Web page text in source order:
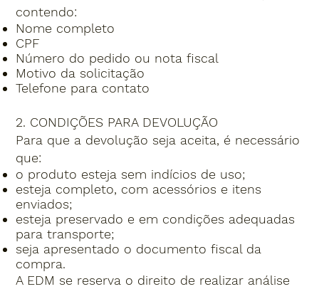
contendo:
Nome completo
CPF
Número do pedido ou nota fiscal
Motivo da solicitação
Telefone para contato
2. CONDIÇÕES PARA DEVOLUÇÃO
Para que a devolução seja aceita, é necessário
que:
o produto esteja sem indícios de uso;
esteja completo, com acessórios e itens
enviados;
esteja preservado e em condições adequadas
para transporte;
seja apresentado o documento fiscal da
compra.
A EDM se reserva o direito de realizar análise